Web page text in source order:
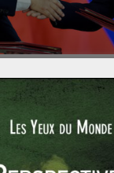
OCÉANIE CHINE
SOVIÉTIQUES
6 janvier 2019 0
collaboration